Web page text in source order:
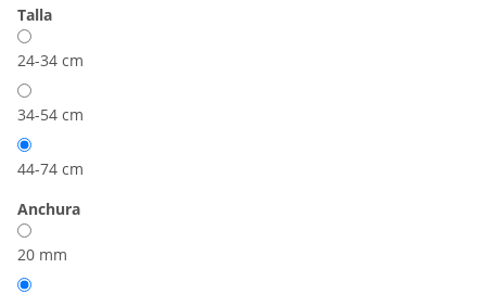
Talla
24-34 cm
34-54 cm
44-74 cm
Anchura
20 mm